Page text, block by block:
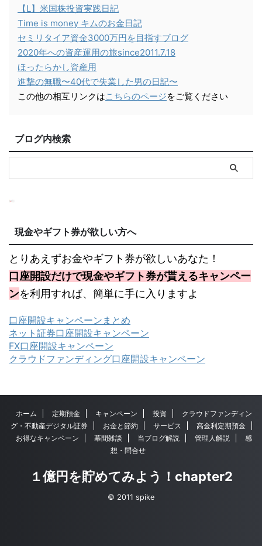
【L】米国株投資実践日記
Time is money キムのお金日記
セミリタイア資金3000万円を目指すブログ
2020年への資産運用の旅since2011.7.18
ほったらかし資産用
進撃の無職〜40代で失業した男の日記〜
この他の相互リンクはこちらのページをご覧ください
ブログ内検索
現金やギフト券が欲しい方へ
とりあえずお金やギフト券が欲しいあなた！
口座開設だけで現金やギフト券が貰えるキャンペー
ンを利用すれば、簡単に手に入りますよ
口座開設キャンペーンまとめ
ネット証券口座開設キャンペーン
FX口座開設キャンペーン
クラウドファンディング口座開設キャンペーン
ホーム 定期預金 キャンペーン 投資
クラウドファンディン
グ・不動産デジタル証券
お金と節約 サービス
高金利定期預金
お得なキャンペーン
幕間雑談 当ブログ解説 管理人解説
感
想・問合せ
１億円を貯めてみよう！chapter2
© 2011 spike